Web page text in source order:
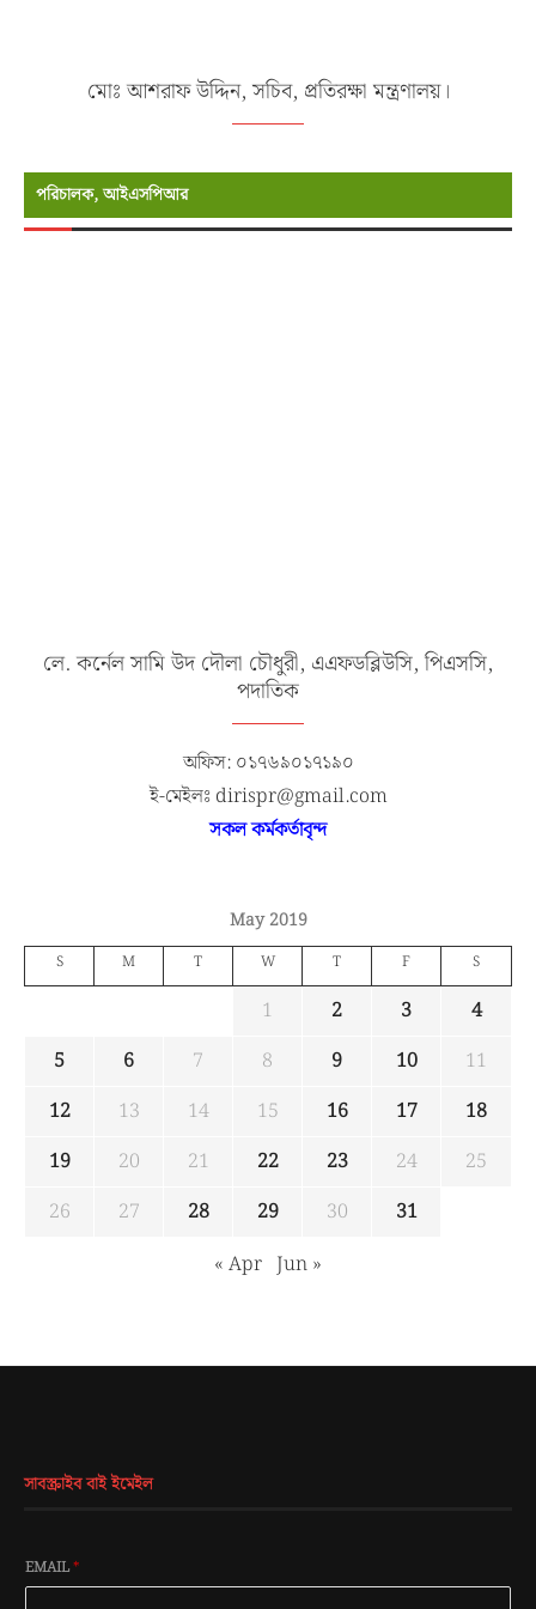
মোঃ আশরাফ উদ্দিন, সচিব, প্রতিরক্ষা মন্ত্রণালয়।
পরিচালক, আইএসপিআর
লে. কর্নেল সামি উদ দৌলা চৌধুরী, এএফডব্লিউসি, পিএসসি,
পদাতিক
অফিস: ০১৭৬৯০১৭১৯০
ই-মেইলঃ dirispr@gmail.com
সকল কর্মকর্তাবৃন্দ
May 2019
S M T W T F S
1 2 3
4
5
6 7 8 9 10
11
12
13 14 15 16 17
18
19
20 21 22 23 24
25
26
27 28 29 30
31
« Apr Jun »
সাবস্ক্রাইব বাই ইমেইল
EMAIL*